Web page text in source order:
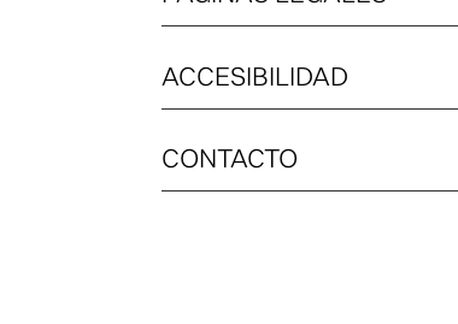
ACCESIBILIDAD
CONTACTO